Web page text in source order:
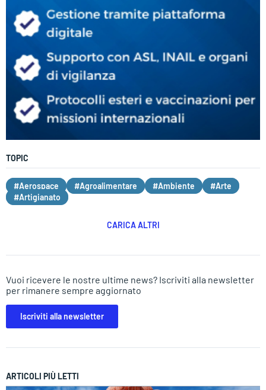
TOPIC
#Aerospace #Agroalimentare #Ambiente
#Arte
#Artigianato
CARICA ALTRI
Vuoi ricevere le nostre ultime news? Iscriviti alla newsletter
per rimanere sempre aggiornato
Iscriviti alla newsletter
ARTICOLI PIÙ LETTI